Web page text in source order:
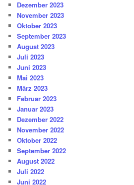
Dezember 2023
November 2023
Oktober 2023
September 2023
August 2023
Juli 2023
Juni 2023
Mai 2023
März 2023
Februar 2023
Januar 2023
Dezember 2022
November 2022
Oktober 2022
September 2022
August 2022
Juli 2022
Juni 2022